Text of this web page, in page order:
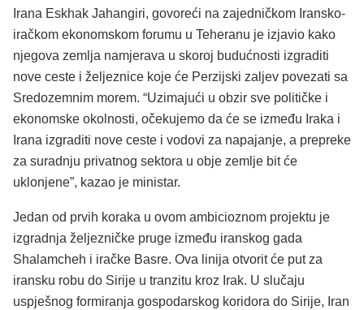
Irana Eskhak Jahangiri, govoreći na zajedničkom Iransko-
iračkom ekonomskom forumu u Teheranu je izjavio kako
njegova zemlja namjerava u skoroj budućnosti izgraditi
nove ceste i željeznice koje će Perzijski zaljev povezati sa
Sredozemnim morem. “Uzimajući u obzir sve političke i
ekonomske okolnosti, očekujemo da će se između Iraka i
Irana izgraditi nove ceste i vodovi za napajanje, a prepreke
za suradnju privatnog sektora u obje zemlje bit će
uklonjene”, kazao je ministar.
Jedan od prvih koraka u ovom ambicioznom projektu je
izgradnja željezničke pruge između iranskog gada
Shalamcheh i iračke Basre. Ova linija otvorit će put za
iransku robu do Sirije u tranzitu kroz Irak. U slučaju
uspješnog formiranja gospodarskog koridora do Sirije, Iran